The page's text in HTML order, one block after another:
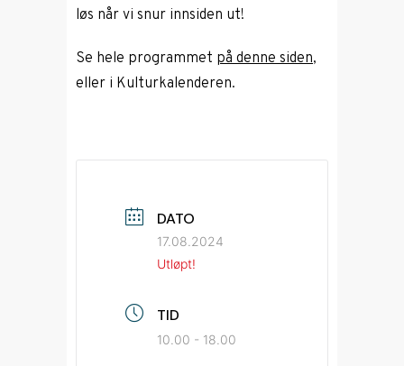
løs når vi snur innsiden ut!
Se hele programmet på denne siden,
eller i Kulturkalenderen.
DATO
17.08.2024
Utløpt!
TID
10.00 - 18.00